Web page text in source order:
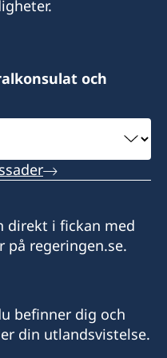
Avenue de
B.P. 1935,
N'Djamena
och
direkt i fickan med
på regeringen.se.
befinner dig och
din utlandsvistelse.